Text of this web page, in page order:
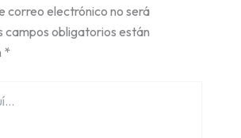
correo electrónico no será
campos obligatorios están
*